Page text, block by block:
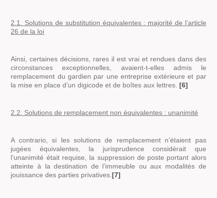
2.1. Solutions de substitution équivalentes : majorité de l’article
26 de la loi
Ainsi, certaines décisions, rares il est vrai et rendues dans des
circonstances exceptionnelles, avaient-t-elles admis le
remplacement du gardien par une entreprise extérieure et par
la mise en place d’un digicode et de boîtes aux lettres.[6]
2.2. Solutions de remplacement non équivalentes : unanimité
A contrario, si les solutions de remplacement n’étaient pas
jugées équivalentes, la jurisprudence considérait que
l’unanimité était requise, la suppression de poste portant alors
atteinte à la destination de l’immeuble ou aux modalités de
jouissance des parties privatives.[7]